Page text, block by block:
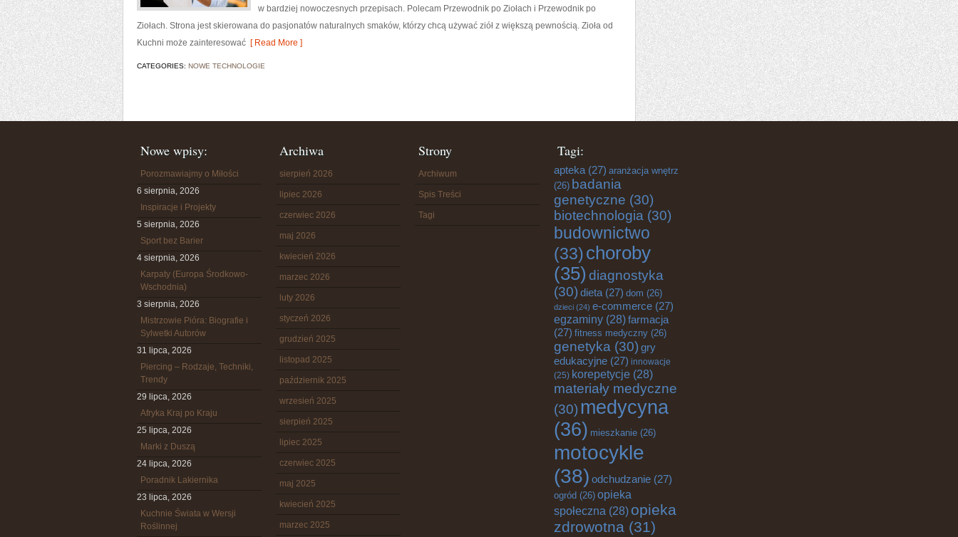
w bardziej nowoczesnych przepisach. Polecam Przewodnik po Ziołach i Przewodnik po
Ziołach. Strona jest skierowana do pasjonatów naturalnych smaków, którzy chcą używać ziół z większą pewnością. Zioła od
Kuchni może zainteresować [ Read More ]
CATEGORIES: NOWE TECHNOLOGIE
Nowe wpisy:
Porozmawiajmy o Miłości
6 sierpnia, 2026
Inspiracje i Projekty
5 sierpnia, 2026
Sport bez Barier
4 sierpnia, 2026
Karpaty (Europa Środkowo-
Wschodnia)
3 sierpnia, 2026
Mistrzowie Pióra: Biografie i
Sylwetki Autorów
31 lipca, 2026
Piercing – Rodzaje, Techniki,
Trendy
29 lipca, 2026
Afryka Kraj po Kraju
25 lipca, 2026
Marki z Duszą
24 lipca, 2026
Poradnik Lakiernika
23 lipca, 2026
Kuchnie Świata w Wersji
Roślinnej
Archiwa
sierpień 2026
lipiec 2026
czerwiec 2026
maj 2026
kwiecień 2026
marzec 2026
luty 2026
styczeń 2026
grudzień 2025
listopad 2025
październik 2025
wrzesień 2025
sierpień 2025
lipiec 2025
czerwiec 2025
maj 2025
kwiecień 2025
marzec 2025
Strony
Archiwum
Spis Treści
Tagi
Tagi:
apteka (27) aranżacja wnętrz
(26) badania
genetyczne (30)
biotechnologia (30)
budownictwo
(33)choroby
(35) diagnostyka
(30) dieta (27) dom (26)
dzieci (24) e-commerce (27)
egzaminy (28)farmacja
(27) fitness medyczny (26)
genetyka (30) gry
edukacyjne (27) innowacje
(25) korepetycje (28)
materiały medyczne
(30) medycyna
(36) mieszkanie (26)
motocykle
(38) odchudzanie (27)
ogród (26) opieka
społeczna (28) opieka
zdrowotna (31)